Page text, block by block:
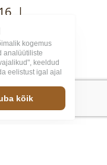
|
2026
kogemus
analüütiliste
keeldud
eelistust igal ajal
kõik